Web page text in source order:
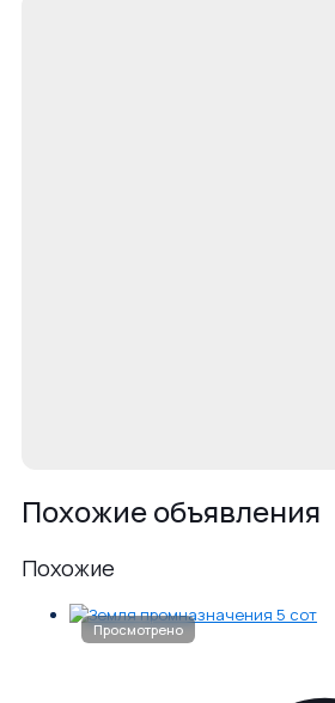
Похожие объявления
Похожие